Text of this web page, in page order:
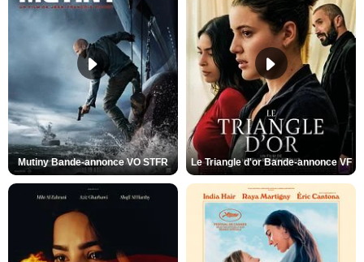
Mutiny Bande-annonce VO STFR Le Triangle d'or Bande-annonce VF